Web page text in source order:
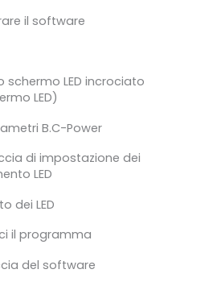
il software
schermo LED incrociato
LED)
B.C-Power
di impostazione dei
LED
dei LED
il programma
del software